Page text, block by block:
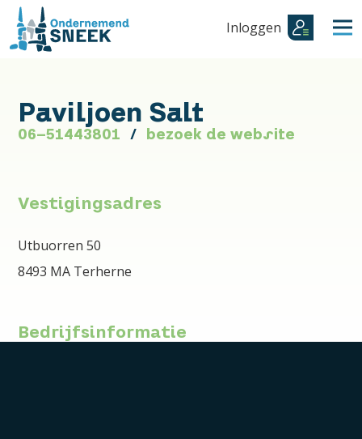
Inloggen
Paviljoen Salt
06-51443801 bezoek de website
Vestigingsadres
Utbuorren 50
8493 MA Terherne
Bedrijfsinformatie